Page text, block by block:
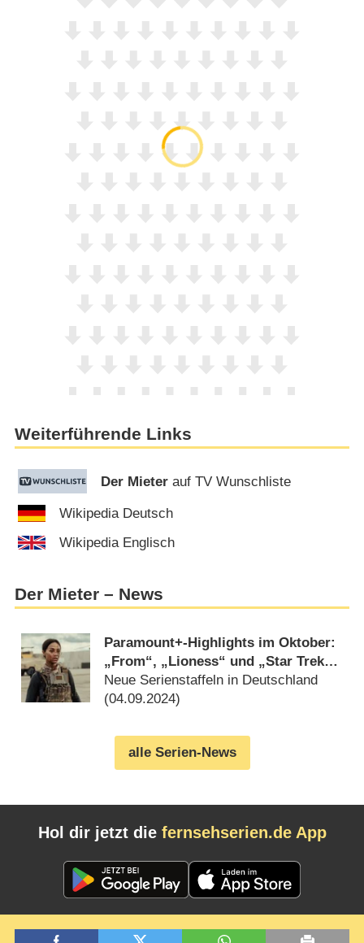
Weiterführende Links
Der Mieter auf TV Wunschliste
Wikipedia Deutsch
Wikipedia Englisch
Der Mieter – News
Paramount+-Highlights im Oktober:
„From“, „Lioness“ und „Star Trek:
Lower Decks“
Neue Serienstaffeln in Deutschland
(04.09.2024)
alle Serien-News
Hol dir jetzt die fernsehserien.de App